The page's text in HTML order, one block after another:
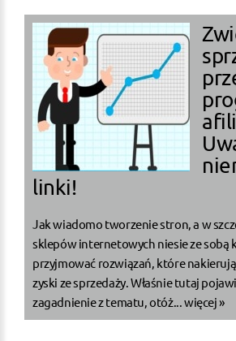
linki!
Jak wiadomo tworzenie stron, a w
sklepów internetowych niesie ze sobą
przyjmować rozwiązań, które
zyski ze sprzedaży. Właśnie tutaj
zagadnienie z tematu, otóż...więcej »